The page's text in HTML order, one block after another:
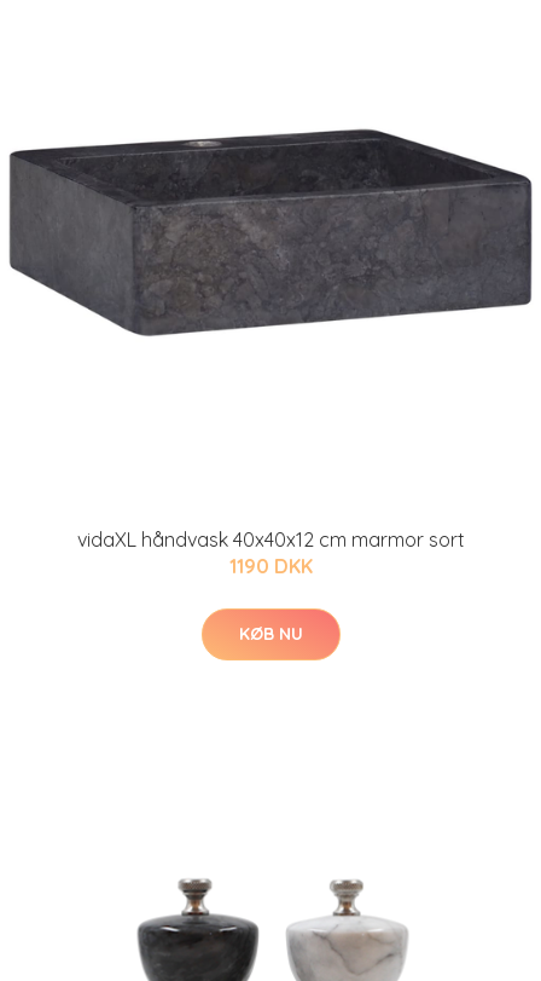
vidaXL håndvask 40x40x12 cm marmor sort
1190 DKK
KØB NU